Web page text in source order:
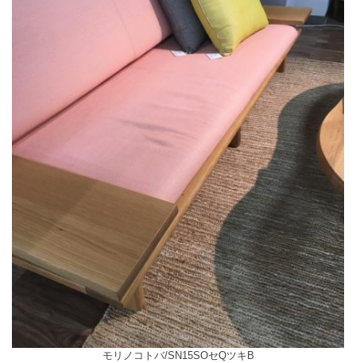
モリノコトバ/SN15SOセQツキB